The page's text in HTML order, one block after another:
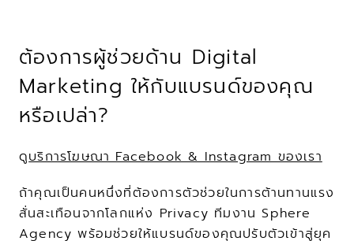
ต้องการผู้ช่วยด้าน Digital
Marketing ให้กับแบรนด์ของคุณ
หรือเปล่า?
ดูบริการโฆษณา Facebook & Instagram ของเรา
ถ้าคุณเป็นคนหนึ่งที่ต้องการตัวช่วยในการต้านทานแรง
สั่นสะเทือนจากโลกแห่ง Privacy ทีมงาน Sphere
Agency พร้อมช่วยให้แบรนด์ของคุณปรับตัวเข้าสู่ยุค